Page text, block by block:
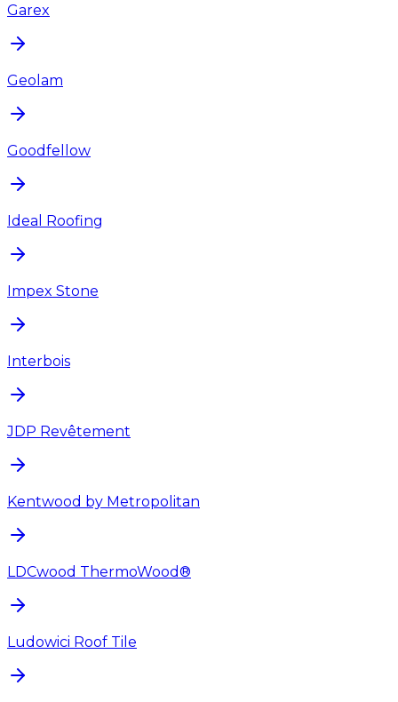
Garex
Geolam
Goodfellow
Ideal Roofing
Impex Stone
Interbois
JDP Revêtement
Kentwood by Metropolitan
LDCwood ThermoWood®
Ludowici Roof Tile